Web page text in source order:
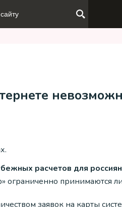
расчетов для
ограниченно принимаются
заявок на карты